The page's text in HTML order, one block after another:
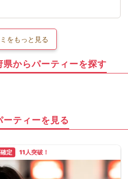
をもっと見る
県からパーティーを探す
ーティーを見る
定 11人突破！